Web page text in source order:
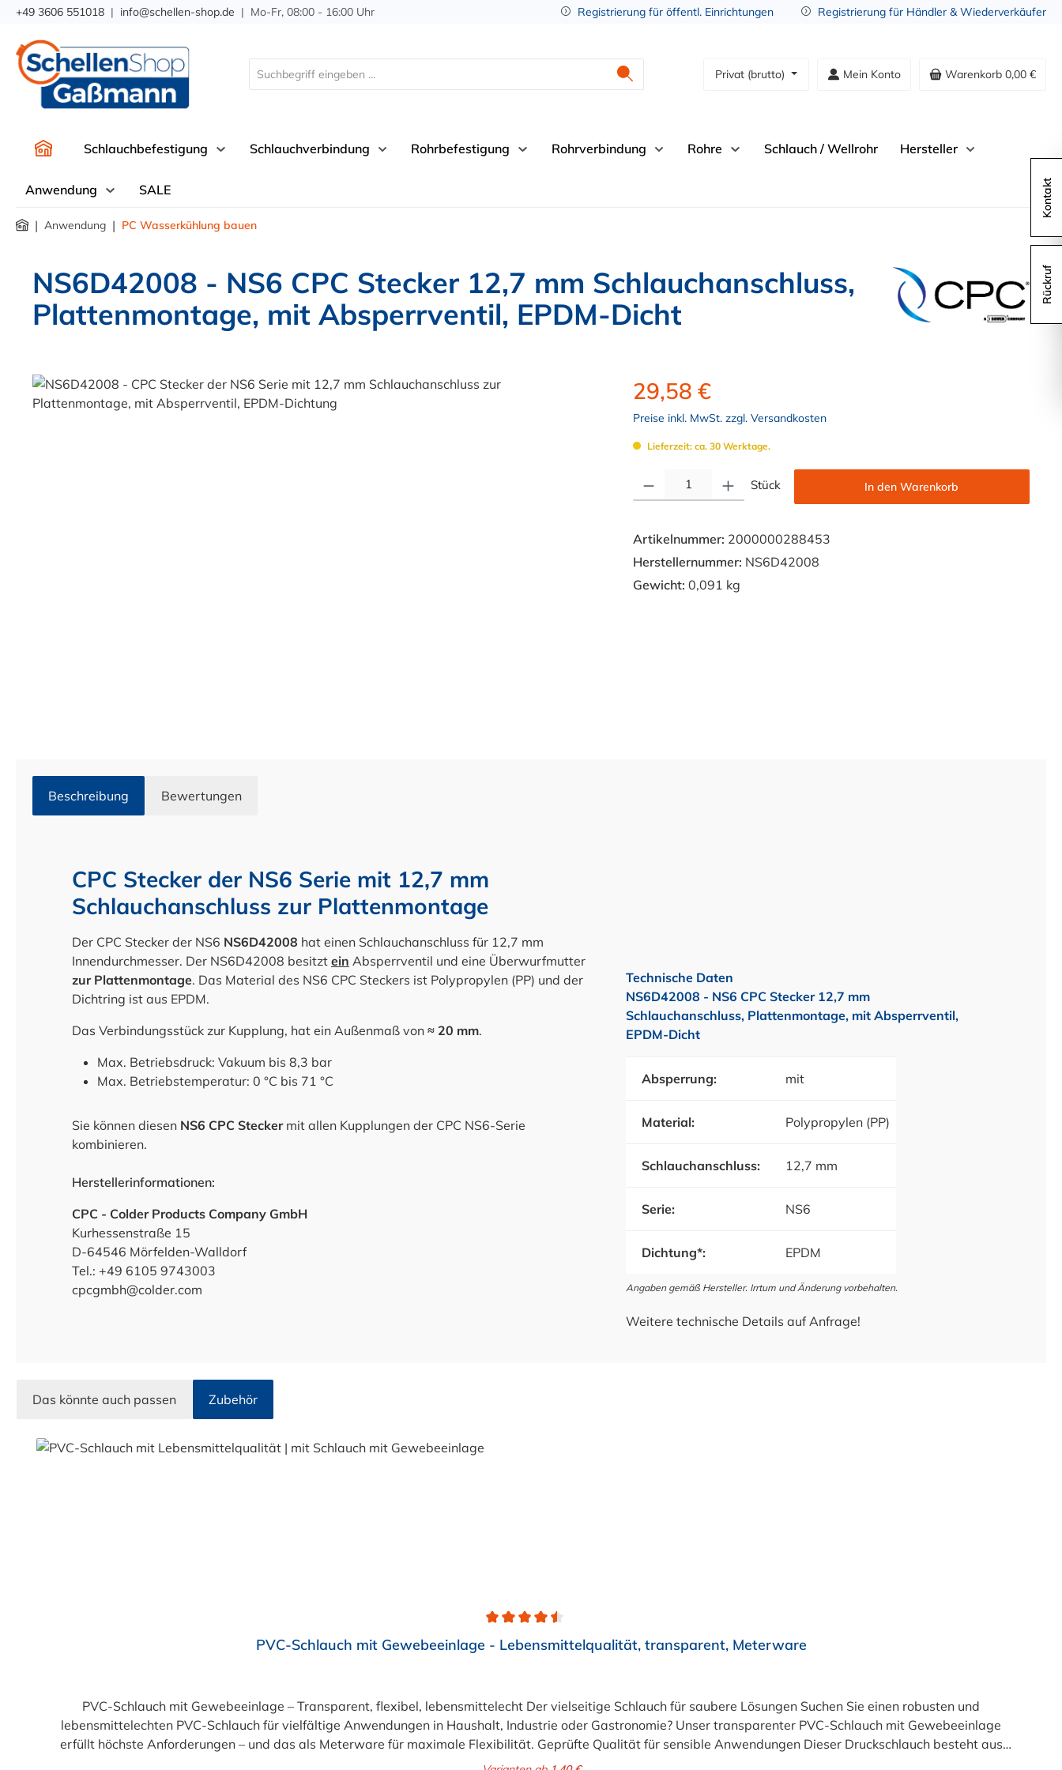
Zur Hauptnavigation springen
+49 3606 551018 | info@schellen-shop.de | Mo-Fr, 08:00 - 16:00 Uhr Registrierung für öffentl. Einrichtungen Registrierung für Händler & Wiederverkäufer
Privat (brutto) Mein Konto Warenkorb 0,00 €
Schlauchbefestigung Schlauchverbindung Rohrbefestigung Rohrverbindung Rohre Schlauch / Wellrohr Hersteller
Anwendung SALE
| Anwendung | PC Wasserkühlung bauen
NS6D42008 - NS6 CPC Stecker 12,7 mm Schlauchanschluss,
Plattenmontage, mit Absperrventil, EPDM-Dicht
Bildergalerie überspringen 29,58 €
Preise inkl. MwSt. zzgl. Versandkosten
Lieferzeit: ca. 30 Werktage.
Stück In den Warenkorb
Artikelnummer: 2000000288453
Herstellernummer: NS6D42008
Gewicht: 0,091 kg
Beschreibung Bewertungen
CPC Stecker der NS6 Serie mit 12,7 mm
Schlauchanschluss zur Plattenmontage
Der CPC Stecker der NS6 NS6D42008 hat einen Schlauchanschluss für 12,7 mm
Innendurchmesser. Der NS6D42008 besitzt ein Absperrventil und eine Überwurfmutter
zur Plattenmontage. Das Material des NS6 CPC Steckers ist Polypropylen (PP) und der
Dichtring ist aus EPDM.
Das Verbindungsstück zur Kupplung, hat ein Außenmaß von ≈ 20 mm.
Max. Betriebsdruck: Vakuum bis 8,3 bar
Max. Betriebstemperatur: 0 °C bis 71 °C
Sie können diesen NS6 CPC Steckermit allen Kupplungen der CPC NS6-Serie
kombinieren.
Herstellerinformationen:
CPC - Colder Products Company GmbH
Kurhessenstraße 15
D-64546 Mörfelden-Walldorf
Tel.: +49 6105 9743003
cpcgmbh@colder.com
Technische Daten
NS6D42008 - NS6 CPC Stecker 12,7 mm
Schlauchanschluss, Plattenmontage, mit Absperrventil,
EPDM-Dicht
Absperrung: mit
Material: Polypropylen (PP)
Schlauchanschluss: 12,7 mm
Serie: NS6
Dichtung*: EPDM
Angaben gemäß Hersteller. Irrtum und Änderung vorbehalten.
Weitere technische Details auf Anfrage!
Das könnte auch passen Zubehör
Produktgalerie überspringen
Durchschnittliche Bewertung von 4.5 von 5 SternenPVC-Schlauch mit Gewebeeinlage - Lebensmittelqualität, transparent, Meterware
PVC-Schlauch mit Gewebeeinlage – Transparent, flexibel, lebensmittelecht Der vielseitige Schlauch für saubere Lösungen Suchen Sie einen robusten und
lebensmittelechten PVC-Schlauch für vielfältige Anwendungen in Haushalt, Industrie oder Gastronomie? Unser transparenter PVC-Schlauch mit Gewebeeinlage
erfüllt höchste Anforderungen – und das als Meterware für maximale Flexibilität. Geprüfte Qualität für sensible Anwendungen Dieser Druckschlauch besteht aus
einer Innenseele und Außendecke aus PVC sowie einer stabilisierenden Textil-Gewebeeinlage. Er wird TÜV-geprüft und LABS-frei produziert. In der transparenten
Kontakt
Rückruf